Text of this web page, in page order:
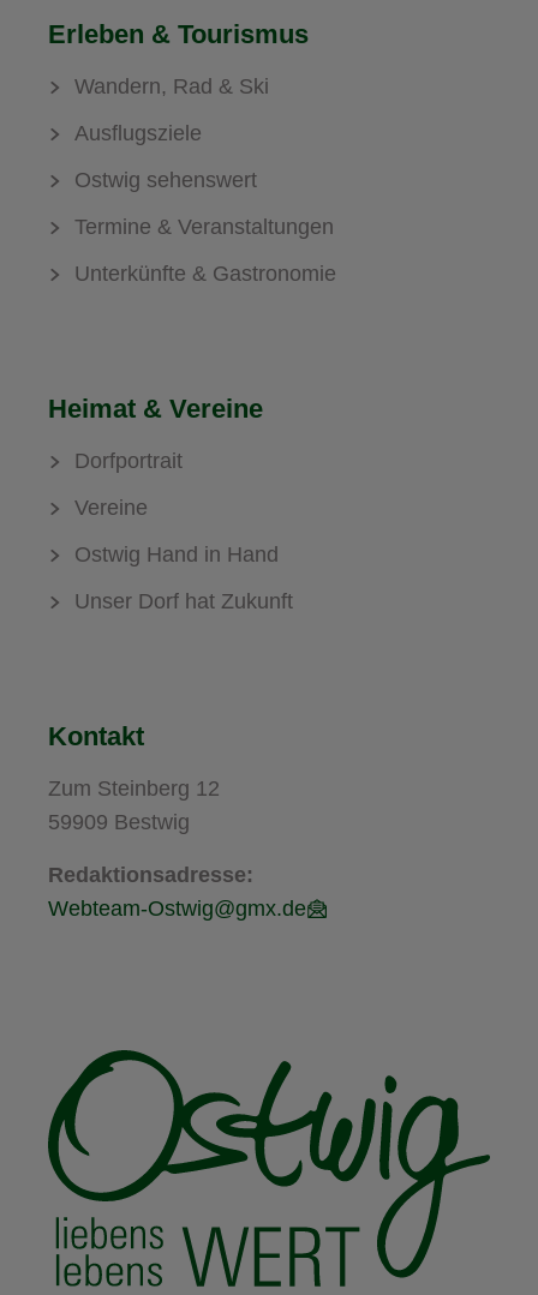
Erleben & Tourismus
Wandern, Rad & Ski
Ausflugsziele
Ostwig sehenswert
Termine & Veranstaltungen
Unterkünfte & Gastronomie
Heimat & Vereine
Dorfportrait
Vereine
Ostwig Hand in Hand
Unser Dorf hat Zukunft
Kontakt
Zum Steinberg 12
59909 Bestwig
Redaktionsadresse:
Webteam-Ostwig@gmx.de